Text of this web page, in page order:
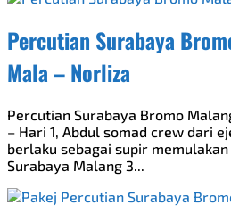
Percutian Surabaya
Mala – Norliza
Percutian Surabaya Bromo
– Hari 1, Abdul somad crew dari
berlaku sebagai supir
Surabaya Malang 3...